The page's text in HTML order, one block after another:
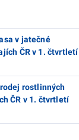
v jatečné
ČR v 1. čtvrtletí
rostlinných
ČR v 1. čtvrtletí